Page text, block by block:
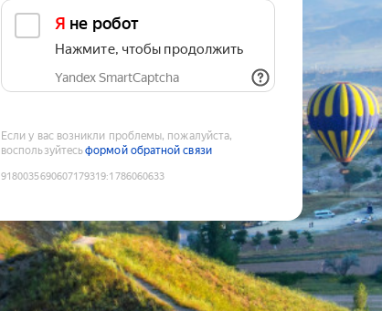
Я не робот
Нажмите, чтобы продолжить
Yandex SmartCaptcha
Если у вас возникли проблемы, пожалуйста,
воспользуйтесьформой обратной связи
9180035690607179319:1786060633